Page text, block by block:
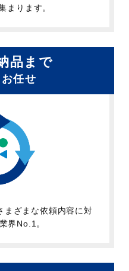
まります。
品まで
任せ
まざまな依頼内容に対
界No.1。